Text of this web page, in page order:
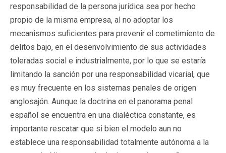
responsabilidad de la persona jurídica sea por hecho
propio de la misma empresa, al no adoptar los
mecanismos suficientes para prevenir el cometimiento de
delitos bajo, en el desenvolvimiento de sus actividades
toleradas social e industrialmente, por lo que se estaría
limitando la sanción por una responsabilidad vicarial, que
es muy frecuente en los sistemas penales de origen
anglosajón. Aunque la doctrina en el panorama penal
español se encuentra en una dialéctica constante, es
importante rescatar que si bien el modelo aun no
establece una responsabilidad totalmente autónoma a la